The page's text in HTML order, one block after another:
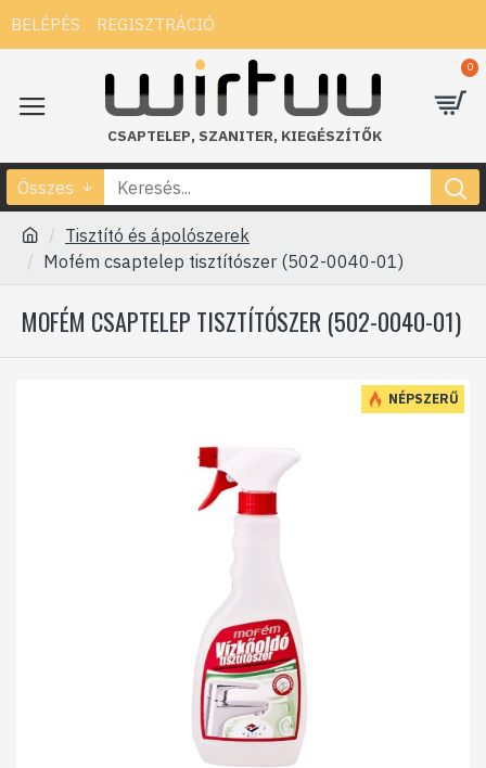
BELÉPÉS REGISZTRÁCIÓ
CSAPTELEP, SZANITER, KIEGÉSZÍTŐK
0
Összes
Tisztító és ápolószerek
Mofém csaptelep tisztítószer (502-0040-01)
MOFÉM CSAPTELEP TISZTÍTÓSZER (502-0040-01)
NÉPSZERŰ